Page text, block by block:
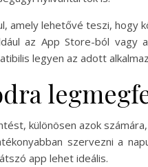
amely lehetővé teszi, hogy
az App Store-ból vagy
legyen az adott
különösen azok
szervezni a
app lehet ideális.